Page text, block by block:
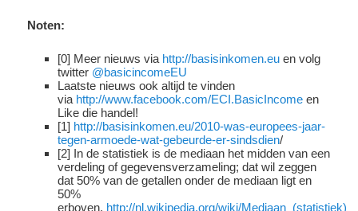
Noten:
[0] Meer nieuws via http://basisinkomen.euen volg
twitter @basicincomeEU
Laatste nieuws ook altijd te vinden
via http://www.facebook.com/ECI.BasicIncomeen
Like die handel!
[1] http://basisinkomen.eu/2010-was-europees-jaar-
tegen-armoede-wat-gebeurde-er-sindsdien/
[2] In de statistiek is de mediaan het midden van een
verdeling of gegevensverzameling; dat wil zeggen
dat 50% van de getallen onder de mediaan ligt en
50%
erboven. http://nl.wikipedia.org/wiki/Mediaan_(statistiek)